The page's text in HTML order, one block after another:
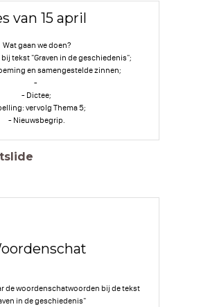
van 15 april
Wat gaan we doen?
tekst "Graven in de geschiedenis";
en samengestelde zinnen;
-
- Dictee;
vervolg Thema 5;
- Nieuwsbegrip.
de woordenschatwoorden bij de tekst
in de geschiedenis"